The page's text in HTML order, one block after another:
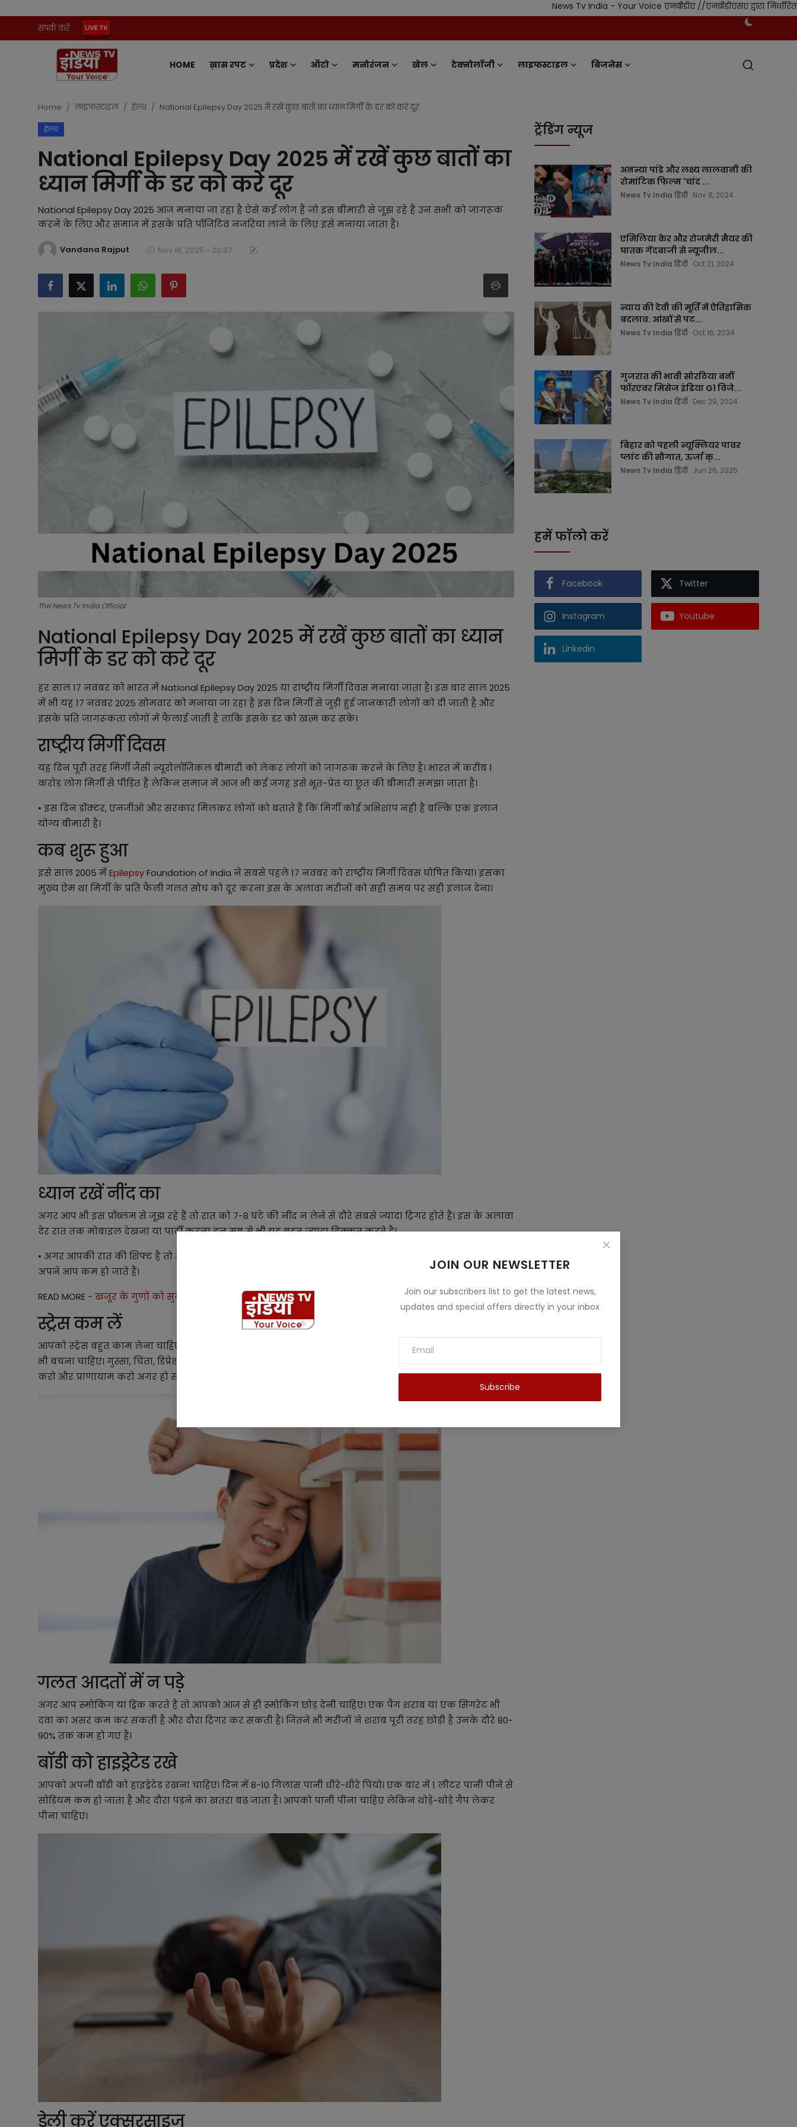
News Tv India - Your Voice एनबीडीए //एनबीडीएसए द्वारा निर्धारित स्वतंत्र
संपर्क करें
HOME ख़ास रपट प्रदेश ऑटो मनोरंजन खेल टेक्नोलॉजी लाइफस्टाइल बिजनेस
संपर्क करें
ख़ास रपट
मनोरंजन
टेक्नोलॉजी
लाइफस्टाइल
JOIN OUR NEWSLETTER
Join our subscribers list to get the latest news,
updates and special offers directly in your inbox
Subscribe
Home लाइफस्टाइल हेल्थ National Epilepsy Day 2025 में रखें कुछ बातों का ध्यान मिर्गी के डर को करे दूर
हेल्थ
National Epilepsy Day 2025 में रखें कुछ बातों का
ध्यान मिर्गी के डर को करे दूर
National Epilepsy Day 2025 आज मनाया जा रहा है ऐसे कई लोग हैं जो इस बीमारी से जूझ रहे हैं उन सभी को जागरूक
करने के लिए और समाज में इसके प्रति पॉजिटिव नजरिया लाने के लिए इसे मनाया जाता है।
Vandana Rajput Nov 18, 2025 - 20:07
The News Tv India Official
National Epilepsy Day 2025 में रखें कुछ बातों का ध्यान
मिर्गी के डर को करे दूर
हर साल 17 नवंबर को भारत में National Epilepsy Day 2025 या राष्ट्रीय मिर्गी दिवस मनाया जाता है। इस बार साल 2025
में भी यह 17 नवंबर 2025 सोमवार को मनाया जा रहा है इस दिन मिर्गी से जुड़ी हुई जानकारी लोगों को दी जाती है और
इसके प्रति जागरूकता लोगों में फैलाई जाती है ताकि इसके डर को खत्म कर सके।
राष्ट्रीय मिर्गी दिवस
यह दिन पूरी तरह मिर्गी जैसी न्यूरोलॉजिकल बीमारी को लेकर लोगों को जागरूक करने के लिए है। भारत में करीब 1
करोड़ लोग मिर्गी से पीड़ित हैं लेकिन समाज में आज भी कई जगह इसे भूत-प्रेत या छूत की बीमारी समझा जाता है।
• इस दिन डॉक्टर, एनजीओ और सरकार मिलकर लोगों को बताते हैं कि मिर्गी कोई अभिशाप नही है बल्कि एक इलाज
योग्य बीमारी है।
कब शुरू हुआ
इसे साल 2005 मेंEpilepsyFoundation of India ने सबसे पहले 17 नवंबर को राष्ट्रीय मिर्गी दिवस घोषित किया। इसका
मुख्य ऐम था मिर्गी के प्रति फैली गलत सोच को दूर करना इस के अलावा मरीजों को सही समय पर सही इलाज देना।
ध्यान रखें नींद का
अगर आप भी इस प्रॉब्लम से जूझ रहे हैं तो रात को 7-8 घंटे की नींद न लेने से दौरे सबसे ज्यादा ट्रिगर होते हैं। इस के अलावा
देर रात तक मोबाइल देखना या पार्टी करना इन सब से भी यह बहुत ज्यादा दिक्कत करते है।
• अगर आपकी रात की शिफ्ट है तो आपको यह बंद कर देना चाहिए। जो बच्चे या बड़े ठीक से सोते हैं उनके 50% तक दौरे
अपने आप कम हो जाते हैं।
READ MORE - खजूर के गुणों को सुन हो जाएंगे हैरान बॉडी को बनाएगा पहले से ज्यादा हेल्दी जानें इसके फायदे
स्ट्रेस कम लें
आपको स्ट्रेस बहुत काम लेना चाहिए जिसके साथ यह अगर आपको बहुत ज्यादा गुस्सा करने की आदत है तो आपको इससे
भी बचना चाहिए। गुस्सा, चिंता, डिप्रेशन ये सब दिमाग में बिजली का करंट बढ़ाते हैं। इसके लिए रोज़ 10-15 मिनट ध्यान
करो और प्राणायाम करो अगर हो सके तो हल्की वॉक करो या अपनी पसंद का गाना सुनो।
गलत आदतों में न पड़े
अगर आप स्मोकिंग या ड्रिंक करते हैं तो आपको आज से ही स्मोकिंग छोड़ देनी चाहिए। एक पैग शराब या एक सिगरेट भी
दवा का असर कम कर सकती है और दौरा ट्रिगर कर सकती है। जितने भी मरीजों ने शराब पूरी तरह छोड़ी है उनके दौरे 80-
90% तक कम हो गए है।
बॉडी को हाइड्रेटेड रखे
आपको अपनी बॉडी को हाइड्रेटेड रखना चाहिए। दिन में 8-10 गिलास पानी धीरे-धीरे पियो। एक बार में 1 लीटर पानी पीने से
सोडियम कम हो जाता है और दौरा पड़ने का खतरा बढ़ जाता है। आपको पानी पीना चाहिए लेकिन थोड़े-थोड़े गैप लेकर
पीना चाहिए।
डेली करें एक्सरसाइज
ट्रेंडिंग न्यूज
अनन्या पांडे और लक्ष्य लालवानी की
रोमांटिक फिल्म 'चांद ...
News Tv India हिंदी Nov 8, 2024
एमिलिया केर और रोजमेरी मैयर की
घातक गेंदबाजी से न्यूजील...
News Tv India हिंदी Oct 21, 2024
न्याय की देवी की मूर्ति में ऐतिहासिक
बदलाव: आंखों से पट...
News Tv India हिंदी Oct 16, 2024
गुजरात की भावी सोरठिया बनीं
फॉरएवर मिसेज इंडिया G1 विजे...
News Tv India हिंदी Dec 29, 2024
बिहार को पहली न्यूक्लियर पावर
प्लांट की सौगात, ऊर्जा क्...
News Tv India हिंदी Jun 26, 2025
हमें फॉलो करें
Facebook Twitter
Instagram Youtube
Linkedin